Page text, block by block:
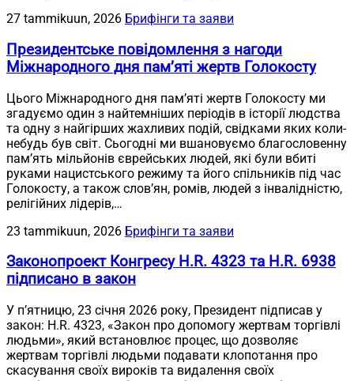
27 tammikuun, 2026 Брифінги та заяви
Президентське повідомлення з нагоди
Міжнародного дня пам’яті жертв Голокосту
Цього Міжнародного дня пам’яті жертв Голокосту ми
згадуємо один з найтемніших періодів в історії людства
та одну з найгірших жахливих подій, свідками яких коли-
небудь був світ. Сьогодні ми вшановуємо благословенну
пам’ять мільйонів єврейських людей, які були вбиті
руками нацистського режиму та його спільників під час
Голокосту, а також слов’ян, ромів, людей з інвалідністю,
релігійних лідерів,…
23 tammikuun, 2026 Брифінги та заяви
Законопроект Конгресу H.R. 4323 та H.R. 6938
підписано в закон
У п’ятницю, 23 січня 2026 року, Президент підписав у
закон: H.R. 4323, «Закон про допомогу жертвам торгівлі
людьми», який встановлює процес, що дозволяє
жертвам торгівлі людьми подавати клопотання про
скасування своїх вироків та видалення своїх